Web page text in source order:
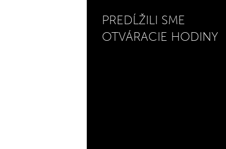
po
po
po
PREDĹŽILI SME
OTVÁRACIE HODINY